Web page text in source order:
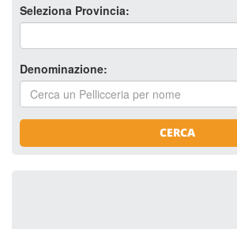
Seleziona Provincia:
Denominazione:
CERCA